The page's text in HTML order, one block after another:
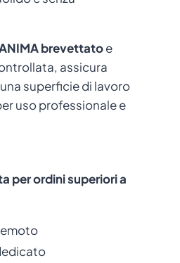
brevettatoe
assicura
superficie di lavoro
uso professionale e
per ordini superiori a